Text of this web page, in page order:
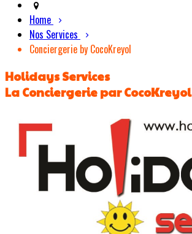
Home
Nos Services
Conciergerie by CocoKreyol
Holidays Services
La Conciergerie par CocoKreyol